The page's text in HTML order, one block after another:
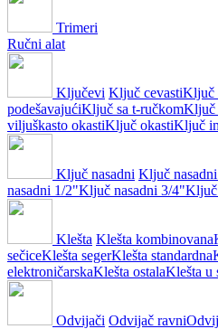
Trimeri
Ručni alat
Ključevi Ključ cevastiKljuč
podešavajućiKljuč sa t-ručkomKljuč
viljuškasto okastiKljuč okastiKljuč
Ključ nasadni Ključ
nasadni 1/2"Ključ nasadni 3/4"Ključ
Klešta Klešta kombinovana
sečiceKlešta segerKlešta standardna
elektroničarskaKlešta ostalaKlešta u
Odvijači Odvijač ravni